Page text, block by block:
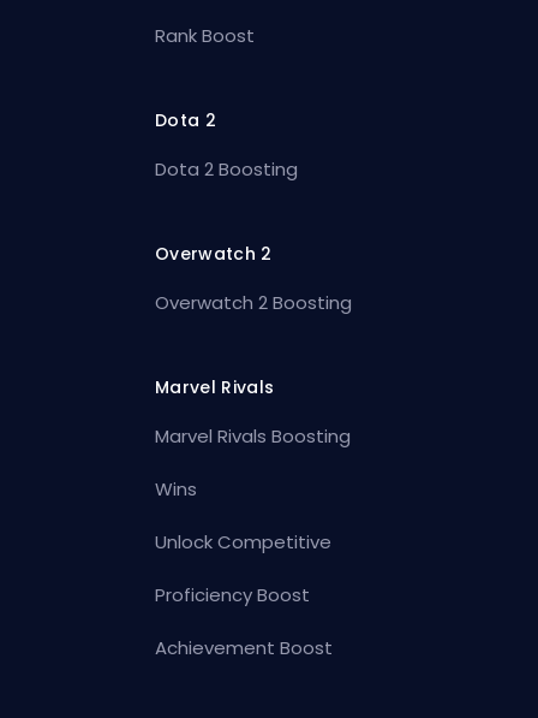
Rank Boost
Dota 2
Dota 2 Boosting
Overwatch 2
Overwatch 2 Boosting
Marvel Rivals
Marvel Rivals Boosting
Wins
Unlock Competitive
Proficiency Boost
Achievement Boost